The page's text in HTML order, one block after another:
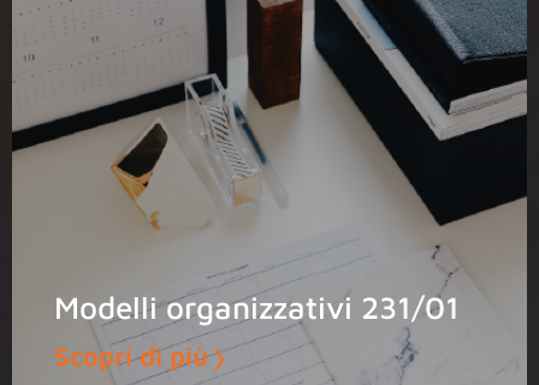
Modelli organizzativi 231/01
Scopri di più